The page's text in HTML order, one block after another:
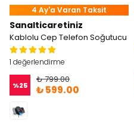
4 Ay'a Varan Taksit
Sanalticaretiniz
Kablolu Cep Telefon Soğutucu
1 değerlendirme
%25
₺ 799.00
₺ 599.00